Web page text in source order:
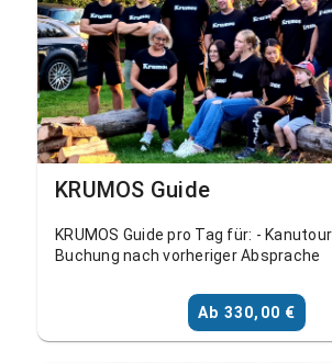
KRUMOS Guide
KRUMOS Guide pro Tag für: -
Buchung nach vorheriger Absprache
Ab 330,00 €